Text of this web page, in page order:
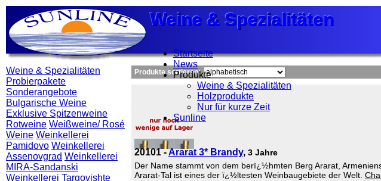
Startseite
News
Produkte
Weine & Spezialitäten
Holzprodukte
Nur für kurze Zeit
Sunline
Weine & Spezialitäten
Weine & Spezialitäten
Weine & Spezialitäten
Weine & Spezialitäten
Probierpakete
Sonderangebote
Bulgarische Weine
Exklusive Spitzenweine
Rotweine Weißweine/ Rosé
Weine Weinkellerei
Pamidovo Weinkellerei
Assenovgrad Weinkellerei
MIRA-Sandanski
Weinkellerei Targovishte
Produkte sortieren:
20101 -Ararat 3* Brandy, 3 Jahre
Der Name stammt von dem berï¿½hmten Berg Ararat,
Ararat-Tal ist eines der ï¿½ltesten Weinbaugebiete der Welt.